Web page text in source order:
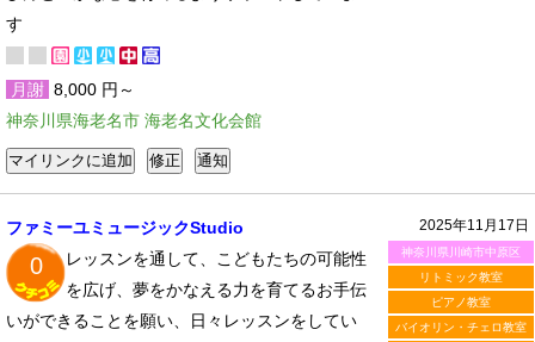
す
月謝 8,000 円～
神奈川県海老名市 海老名文化会館
2025年11月17日
神奈川県川崎市中原区
リトミック教室
ピアノ教室
バイオリン・チェロ教室
ファミーユミュージックStudio
0
レッスンを通して、こどもたちの可能性
を広げ、夢をかなえる力を育てるお手伝
いができることを願い、日々レッスンをしてい